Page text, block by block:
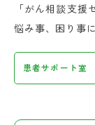
「がん相談支
悩み事、困り事
患者サポート室